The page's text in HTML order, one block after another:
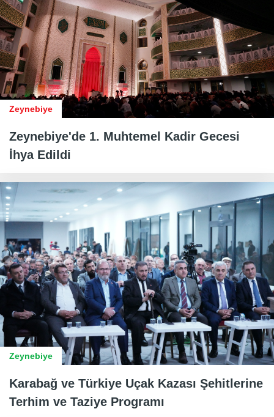
Zeynebiye
Zeynebiye'de 1. Muhtemel Kadir Gecesi
İhya Edildi
Zeynebiye
Karabağ ve Türkiye Uçak Kazası Şehitlerine
Terhim ve Taziye Programı